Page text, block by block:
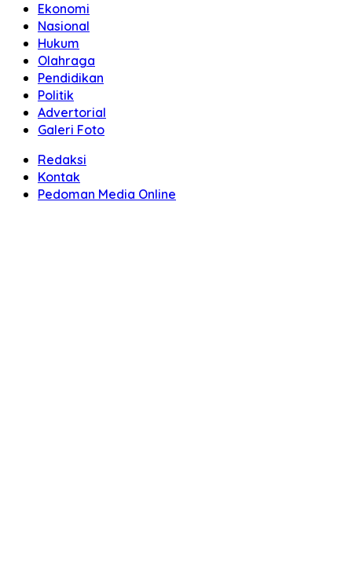
Ekonomi
Nasional
Hukum
Olahraga
Pendidikan
Politik
Advertorial
Galeri Foto
Redaksi
Kontak
Pedoman Media Online